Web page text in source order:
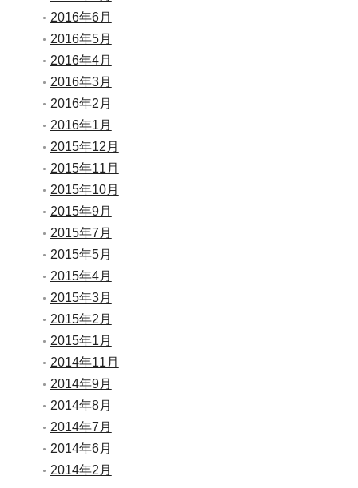
2016年6月
2016年5月
2016年4月
2016年3月
2016年2月
2016年1月
2015年12月
2015年11月
2015年10月
2015年9月
2015年7月
2015年5月
2015年4月
2015年3月
2015年2月
2015年1月
2014年11月
2014年9月
2014年8月
2014年7月
2014年6月
2014年2月